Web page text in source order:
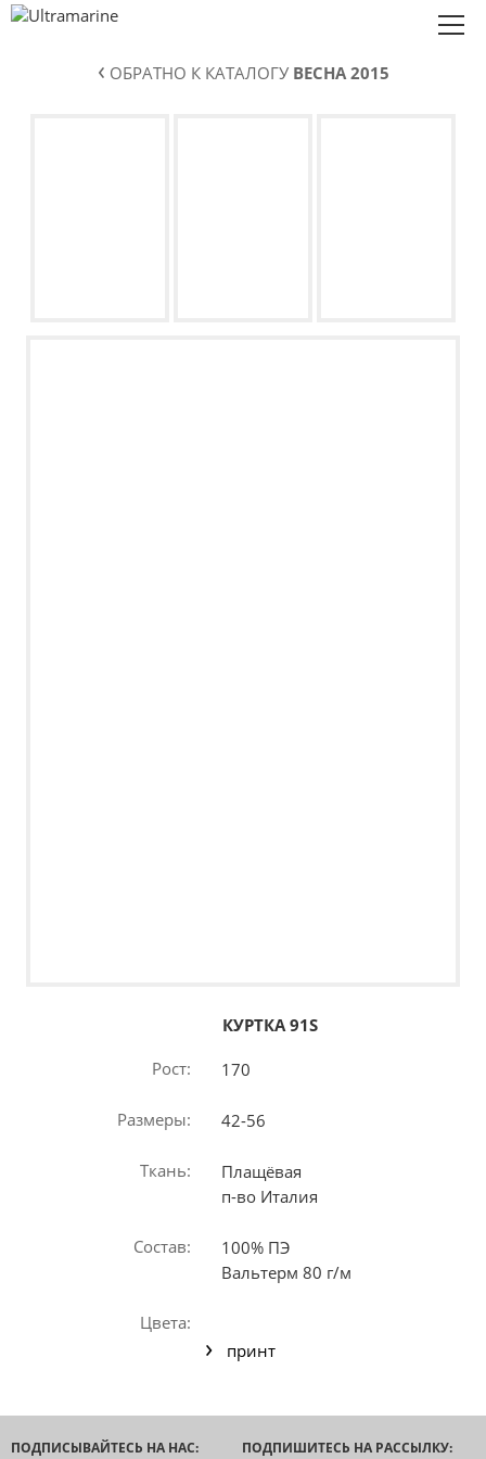
Коллекции
‹ ОБРАТНО К КАТАЛОГУ ВЕСНА 2015
КУРТКА 91S
Рост:
170
Размеры: 42-56
Ткань:
Плащёвая
п-во Италия
Состав:
100% ПЭ
Вальтерм 80 г/м
Цвета:
принт
ПОДПИСЫВАЙТЕСЬ НА НАС: ПОДПИШИТЕСЬ НА РАССЫЛКУ: